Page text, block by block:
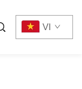
VI